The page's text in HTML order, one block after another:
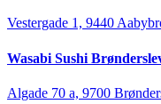
Vestergade 1, 9440
Wasabi Sushi
Algade 70 a, 9700